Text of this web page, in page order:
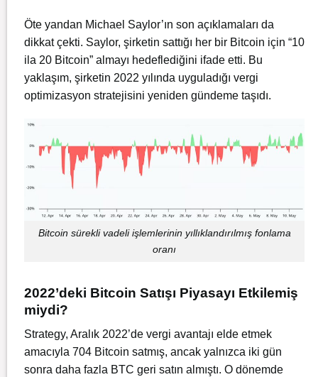
Öte yandan Michael Saylor’ın son açıklamaları da
dikkat çekti. Saylor, şirketin sattığı her bir Bitcoin için “10
ila 20 Bitcoin” almayı hedeflediğini ifade etti. Bu
yaklaşım, şirketin 2022 yılında uyguladığı vergi
optimizasyon stratejisini yeniden gündeme taşıdı.
Bitcoin sürekli vadeli işlemlerinin yıllıklandırılmış fonlama
oranı
2022’deki Bitcoin Satışı Piyasayı Etkilemiş
miydi?
Strategy, Aralık 2022’de vergi avantajı elde etmek
amacıyla 704 Bitcoin satmış, ancak yalnızca iki gün
sonra daha fazla BTC geri satın almıştı. O dönemde